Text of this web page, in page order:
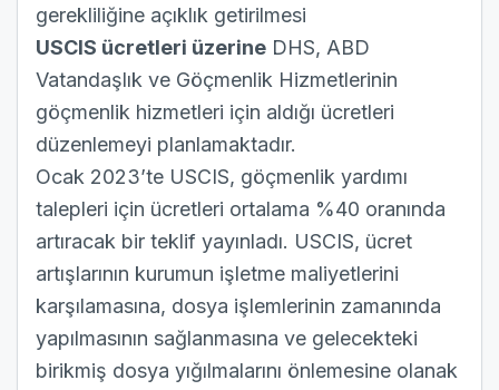
gerekliliğine açıklık getirilmesi
USCIS ücretleri üzerine DHS, ABD
Vatandaşlık ve Göçmenlik Hizmetlerinin
göçmenlik hizmetleri için aldığı ücretleri
düzenlemeyi planlamaktadır.
Ocak 2023’te USCIS, göçmenlik yardımı
talepleri için ücretleri ortalama %40 oranında
artıracak bir teklif yayınladı. USCIS, ücret
artışlarının kurumun işletme maliyetlerini
karşılamasına, dosya işlemlerinin zamanında
yapılmasının sağlanmasına ve gelecekteki
birikmiş dosya yığılmalarını önlemesine olanak